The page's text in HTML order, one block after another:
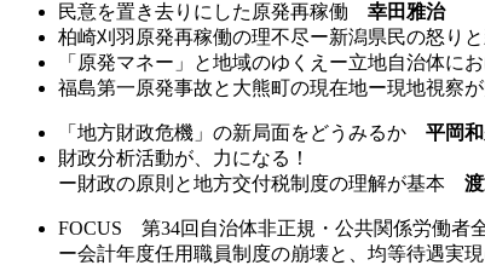
民意を置き去りにした原発再稼働 幸田雅治
柏崎刈羽原発再稼働の理不尽ー新潟県民の怒り
「原発マネー」と地域のゆくえー立地自治体に
福島第一原発事故と大熊町の現在地ー現地視察
「地方財政危機」の新局面をどうみるか 平岡
財政分析活動が、力になる！
ー財政の原則と地方交付税制度の理解が基本
FOCUS 第34回自治体非正規・公共関係労働者
ー会計年度任用職員制度の崩壊と、均等待遇実